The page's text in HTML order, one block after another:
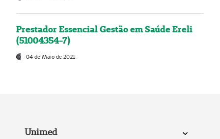
Prestador Essencial Gestão em Saúde Ereli
(51004354-7)
04 de Maio de 2021
Unimed